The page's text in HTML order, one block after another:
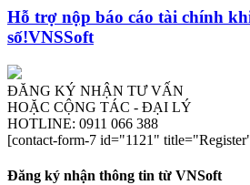
Hỗ trợ nộp báo cáo tài chính
số!VNSSoft
ĐĂNG KÝ NHẬN TƯ VẤN
HOẶC CỘNG TÁC - ĐẠI LÝ
HOTLINE: 0911 066 388
[contact-form-7 id="1121"
Đăng ký nhận thông tin từ VNSoft